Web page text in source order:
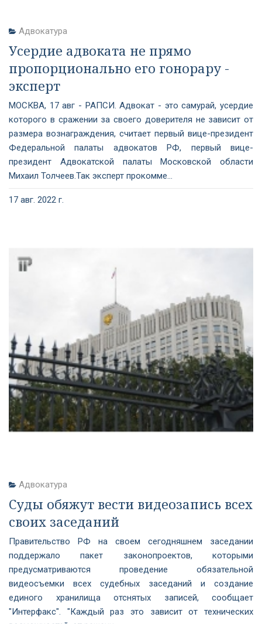
Адвокатура
Усердие адвоката не прямо
пропорционально его гонорару -
эксперт
МОСКВА, 17 авг - РАПСИ. Адвокат - это самурай, усердие
которого в сражении за своего доверителя не зависит от
размера вознаграждения, считает первый вице-президент
Федеральной палаты адвокатов РФ, первый вице-
президент Адвокатской палаты Московской области
Михаил Толчеев.Так эксперт прокомме...
17 авг. 2022 г.
Адвокатура
Суды обяжут вести видеозапись всех
своих заседаний
Правительство РФ на своем сегодняшнем заседании
поддержало пакет законопроектов, которыми
предусматриваются проведение обязательной
видеосъемки всех судебных заседаний и создание
единого хранилища отснятых записей, сообщает
"Интерфакс". "Каждый раз это зависит от технических